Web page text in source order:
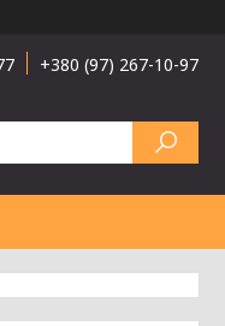
+380 (97) 267-10-97